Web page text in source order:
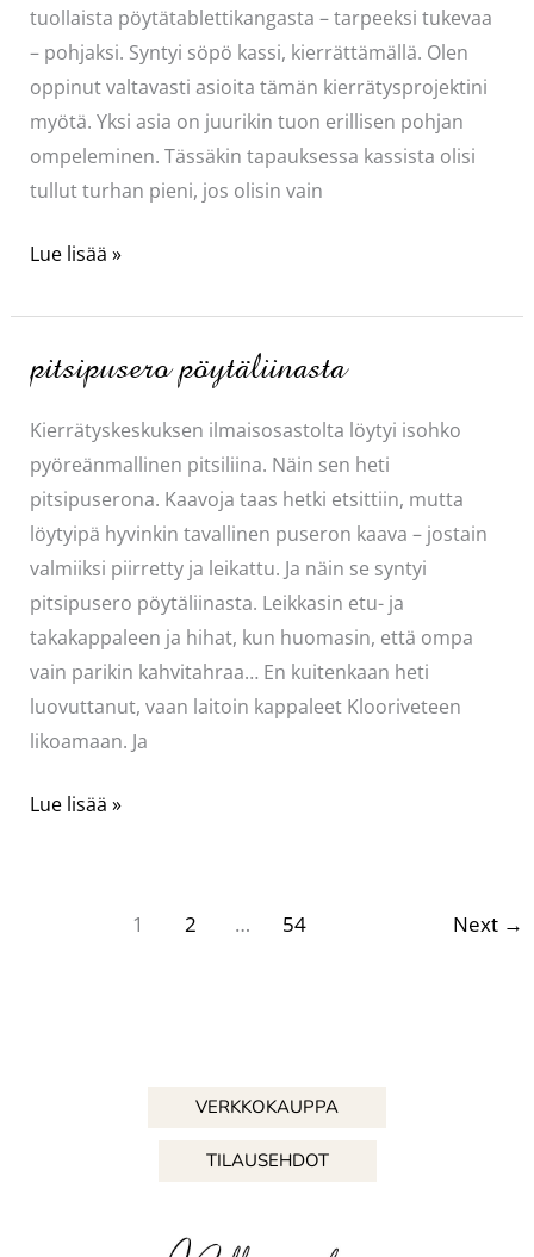
tuollaista pöytätablettikangasta – tarpeeksi tukevaa
– pohjaksi. Syntyi söpö kassi, kierrättämällä. Olen
oppinut valtavasti asioita tämän kierrätysprojektini
myötä. Yksi asia on juurikin tuon erillisen pohjan
ompeleminen. Tässäkin tapauksessa kassista olisi
tullut turhan pieni, jos olisin vain
söpö
kierrättämällä
Lue lisää »
pitsipusero pöytäliinasta
Kierrätyskeskuksen ilmaisosastolta löytyi isohko
pyöreänmallinen pitsiliina. Näin sen heti
pitsipuserona. Kaavoja taas hetki etsittiin, mutta
löytyipä hyvinkin tavallinen puseron kaava – jostain
valmiiksi piirretty ja leikattu. Ja näin se syntyi
pitsipusero pöytäliinasta. Leikkasin etu- ja
takakappaleen ja hihat, kun huomasin, että ompa
vain parikin kahvitahraa… En kuitenkaan heti
luovuttanut, vaan laitoin kappaleet Klooriveteen
likoamaan. Ja
pitsipusero
Lue lisää »
1 2 … 54 Next →
VERKKOKAUPPA
TILAUSEHDOT